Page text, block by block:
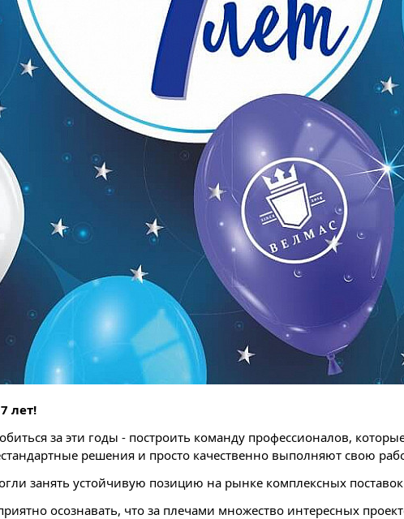
лет!
за эти годы - построить команду профессионалов,
решения и просто качественно выполняют свою
занять устойчивую позицию на рынке комплексных
осознавать, что за плечами множество интересных